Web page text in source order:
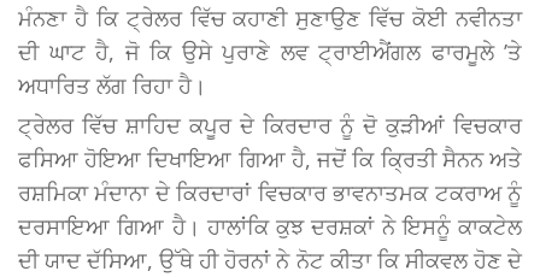
ਮੰਨਣਾ ਹੈ ਕਿ ਟ੍ਰੇਲਰ ਵਿੱਚ ਕਹਾਣੀ ਸੁਣਾਉਣ ਵਿੱਚ ਕੋਈ ਨਵੀਨਤਾ
ਦੀ ਘਾਟ ਹੈ, ਜੋ ਕਿ ਉਸੇ ਪੁਰਾਣੇ ਲਵ ਟ੍ਰਾਈਐਂਗਲ ਫਾਰਮੂਲੇ ’ਤੇ
ਅਧਾਰਿਤ ਲੱਗ ਰਿਹਾ ਹੈ।
ਟ੍ਰੇਲਰ ਵਿੱਚ ਸ਼ਾਹਿਦ ਕਪੂਰ ਦੇ ਕਿਰਦਾਰ ਨੂੰ ਦੋ ਕੁੜੀਆਂ ਵਿਚਕਾਰ
ਫਸਿਆ ਹੋਇਆ ਦਿਖਾਇਆ ਗਿਆ ਹੈ, ਜਦੋਂ ਕਿ ਕ੍ਰਿਤੀ ਸੈਨਨ ਅਤੇ
ਰਸ਼ਮਿਕਾ ਮੰਦਾਨਾ ਦੇ ਕਿਰਦਾਰਾਂ ਵਿਚਕਾਰ ਭਾਵਨਾਤਮਕ ਟਕਰਾਅ ਨੂੰ
ਦਰਸਾਇਆ ਗਿਆ ਹੈ। ਹਾਲਾਂਕਿ ਕੁਝ ਦਰਸ਼ਕਾਂ ਨੇ ਇਸਨੂੰ ਕਾਕਟੇਲ
ਦੀ ਯਾਦ ਦੱਸਿਆ, ਉੱਥੇ ਹੀ ਹੋਰਨਾਂ ਨੇ ਨੋਟ ਕੀਤਾ ਕਿ ਸੀਕਵਲ ਹੋਣ ਦੇ